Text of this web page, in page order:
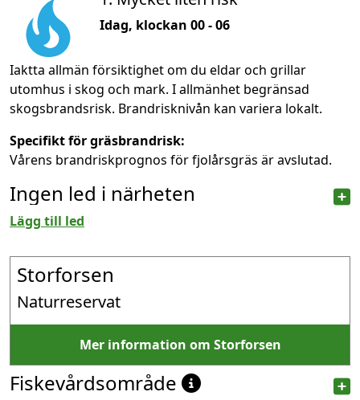
Idag, klockan 00 - 06
Iaktta allmän försiktighet om du eldar och grillar
utomhus i skog och mark. I allmänhet begränsad
skogsbrandsrisk. Brandrisknivån kan variera lokalt.
Specifikt för gräsbrandrisk:
Vårens brandriskprognos för fjolårsgräs är avslutad.
Ingen led i närheten
Lägg till led
Storforsen
Naturreservat
Mer information om Storforsen
Fiskevårdsområde